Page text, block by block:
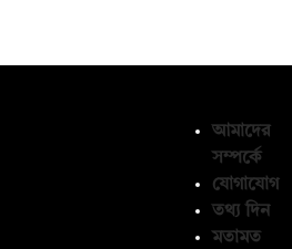
আমাদের
সম্পর্কে
যোগাযোগ
তথ্য দিন
মতামত